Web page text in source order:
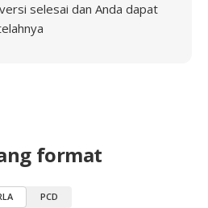
selesai dan Anda dapat
format
PCD